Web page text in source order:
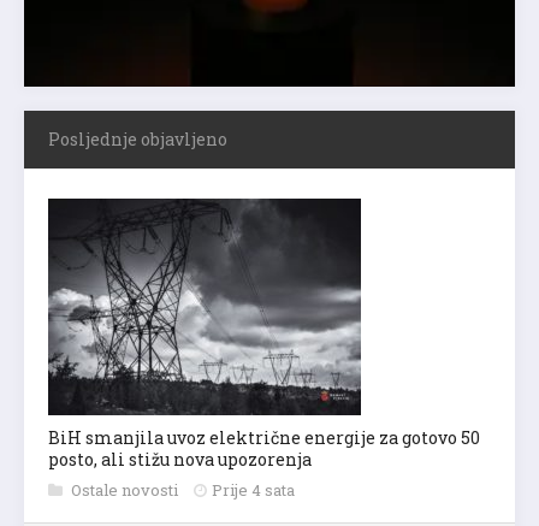
Posljednje objavljeno
BiH smanjila uvoz električne energije za gotovo 50
posto, ali stižu nova upozorenja
Ostale novosti Prije 4 sata